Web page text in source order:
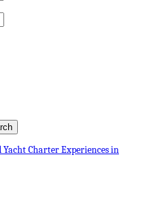
Charter Experiences in